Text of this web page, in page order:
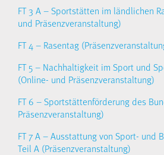
FT 3 A – Sportstätten im ländlichen
und Präsenzveranstaltung)
FT 4 – Rasentag
FT 5 – Nachhaltigkeit im Sport und
(Online- und Präsenzveranstaltung)
FT 6 – Sportstättenförderung des
Präsenzveranstaltung)
FT 7 A – Ausstattung von Sport- und
Teil A (Präsenzveranstaltung)